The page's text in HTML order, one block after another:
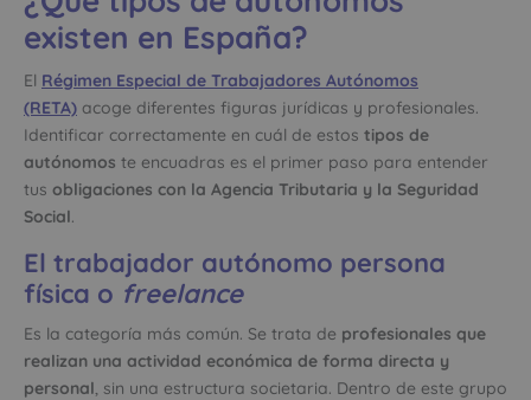
existen en España?
El Régimen Especial de Trabajadores Autónomos
(RETA) acoge diferentes figuras jurídicas y profesionales.
Identificar correctamente en cuál de estos tipos de
autónomos te encuadras es el primer paso para entender
tus obligaciones con la Agencia Tributaria y la Seguridad
Social.
El trabajador autónomo persona
física o freelance
Es la categoría más común. Se trata de profesionales que
realizan una actividad económica de forma directa y
personal , sin una estructura societaria. Dentro de este grupo